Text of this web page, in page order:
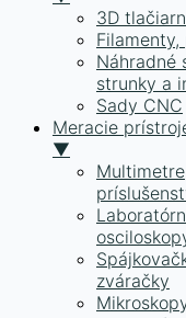
3D
Náhradné
strunky a
Sady CNC
Meracie
▼
zváračky